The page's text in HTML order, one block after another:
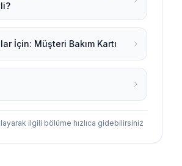
İçin: Müşteri Bakım Kartı
ilgili bölüme hızlıca gidebilirsiniz